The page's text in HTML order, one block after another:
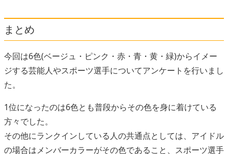
まとめ
今回は6色(ベージュ・ピンク・赤・青・黄・緑)からイメー
ジする芸能人やスポーツ選手についてアンケートを行いまし
た。
1位になったのは6色とも普段からその色を身に着けている
方々でした。
その他にランクインしている人の共通点としては、アイドル
の場合はメンバーカラーがその色であること、スポーツ選手